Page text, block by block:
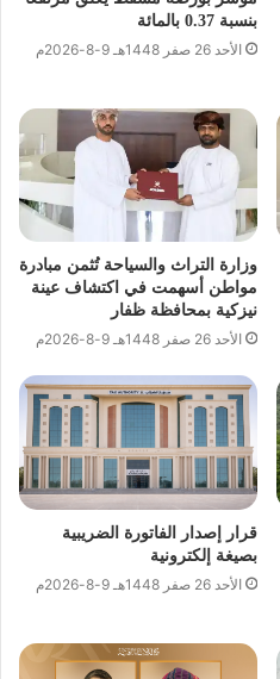
بنسبة 0.37 بالمائة
الأحد 26 صفر 1448هـ 9-8-2026م
وزارة التراث والسياحة تُثمن مبادرة
مواطن أسهمت في اكتشاف عينة
نيزكية بمحافظة ظفار
الأحد 26 صفر 1448هـ 9-8-2026م
قرار إصدار الفاتورة الضريبية
بصيغة إلكترونية
الأحد 26 صفر 1448هـ 9-8-2026م